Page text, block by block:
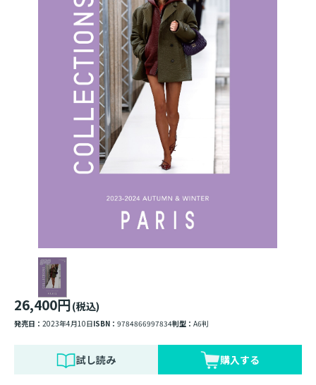
26,400円(税込)
発売日： 2023年4月10日ISBN： 9784866997834判型： A6判
試し読み 購入する